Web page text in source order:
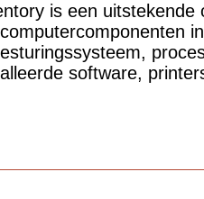
is een uitstekende
software,